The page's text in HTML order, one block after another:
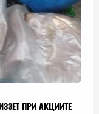
ПРИ АКЦИИТЕ